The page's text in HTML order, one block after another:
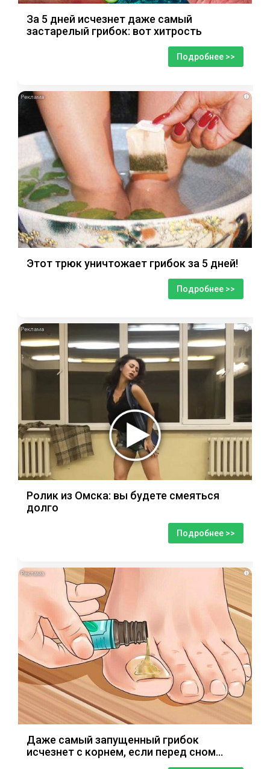
За 5 дней исчезнет даже самый
застарелый грибок: вот хитрость
Подробнее >>
i
Этот трюк уничтожает грибок за 5 дней!
Подробнее >>
i
Ролик из Омска: вы будете смеяться
долго
Подробнее >>
i
Даже самый запущенный грибок
исчезнет с корнем, если перед сном…